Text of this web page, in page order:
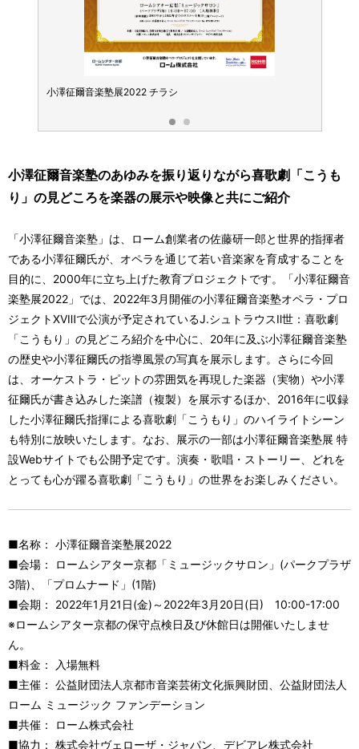
小澤征爾音楽塾展2022 チラシ
小澤征爾音楽塾のあゆみを振り返りながら喜歌劇「こうも
り」の見どころを楽器の展示や映像と共にご紹介
「小澤征爾音楽塾」は、ローム創業者の佐藤研一郎と世界的指揮者
である小澤征爾氏が、オペラを通じて若い音楽家を育成することを
目的に、2000年に立ち上げた教育プロジェクトです。「小澤征爾音
楽塾展2022」では、2022年3月開催の小澤征爾音楽塾オペラ・プロ
ジェクトXVⅢで公演が予定されているJ.シュトラウスⅡ世：喜歌劇
「こうもり」の見どころ紹介を中心に、20年に及ぶ小澤征爾音楽塾
の歴史や小澤征爾氏の指導風景の写真を展示します。さらに今回
は、オーケストラ・ピットの雰囲気を再現した楽器（実物）や小澤
征爾氏が書き込みした楽譜（複製）を展示するほか、2016年に収録
した小澤征爾氏指揮による喜歌劇「こうもり」のハイライトシーン
も特別に放映いたします。なお、展示の一部は小澤征爾音楽塾展 特
設Webサイトでも公開予定です。演奏・歌唱・ストーリー、どれを
とっても心が躍る喜歌劇「こうもり」の世界をお楽しみください。
■名称： 小澤征爾音楽塾展2022
■会場： ロームシアター京都「ミュージックサロン」(パークプラザ
3階)、「プロムナード」(1階)
■会期： 2022年1月21日(金)～2022年3月20日(日) 10:00-17:00
※ロームシアター京都の保守点検日及び休館日は開催いたしませ
ん。
■料金： 入場無料
■主催： 公益財団法人京都市音楽芸術文化振興財団、公益財団法人
ローム ミュージック ファンデーション
■共催： ローム株式会社
■協力： 株式会社ヴェローザ・ジャパン、デビアレ株式会社